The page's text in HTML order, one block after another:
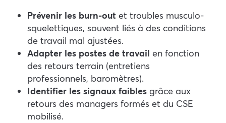
Prévenir les burn-out et troubles musculo-
squelettiques, souvent liés à des conditions
de travail mal ajustées.
Adapter les postes de travail en fonction
des retours terrain (entretiens
professionnels, baromètres).
Identifier les signaux faibles grâce aux
retours des managers formés et du CSE
mobilisé.